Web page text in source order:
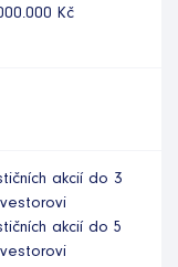
Kč
akcií do 3
akcií do 5